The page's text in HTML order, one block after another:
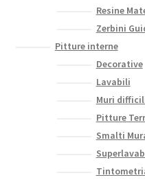
Resine
Zerbini
Pitture interne
Decorative
Lavabili
Muri
Pitture
Smalti